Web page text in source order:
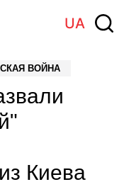
UA
ВОЙНА
Киева